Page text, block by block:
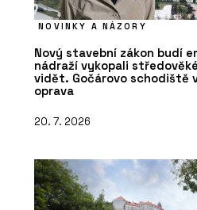
NOVINKY A NÁZORY
Nový stavební zákon budí
nádraží vykopali
vidět. Gočárovo schodiště
oprava
20. 7. 2026